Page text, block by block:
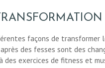
façons de
des fesses sont des
des exercices de fitness et